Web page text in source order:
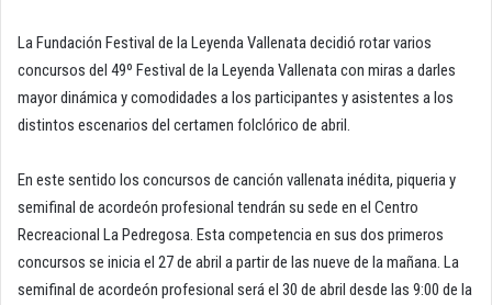
La Fundación Festival de la Leyenda Vallenata decidió rotar varios
concursos del 49º Festival de la Leyenda Vallenata con miras a darles
mayor dinámica y comodidades a los participantes y asistentes a los
distintos escenarios del certamen folclórico de abril.
En este sentido los concursos de canción vallenata inédita, piqueria y
semifinal de acordeón profesional tendrán su sede en el Centro
Recreacional La Pedregosa. Esta competencia en sus dos primeros
concursos se inicia el 27 de abril a partir de las nueve de la mañana. La
semifinal de acordeón profesional será el 30 de abril desde las 9:00 de la